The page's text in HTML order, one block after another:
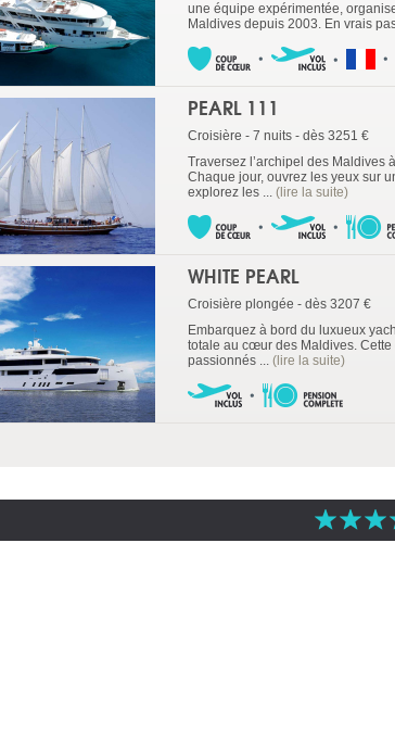
une équipe expérimentée,
Maldives depuis 2003. En vrais
PEARL 111
Croisière - 7 nuits - dès 3251 €
Traversez l’archipel des Maldives
Chaque jour, ouvrez les yeux sur
explorez les ... (lire la suite)
WHITE PEARL
Croisière plongée - dès 3207 €
Embarquez à bord du luxueux
totale au cœur des Maldives.
passionnés ... (lire la suite)